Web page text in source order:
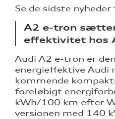
Se de sidste
A2 e-tron
effektivitet hos
Audi A2 e-tron er
energieffektive Audi
kommende
foreløbigt
kWh/100 km efter
versionen med 140